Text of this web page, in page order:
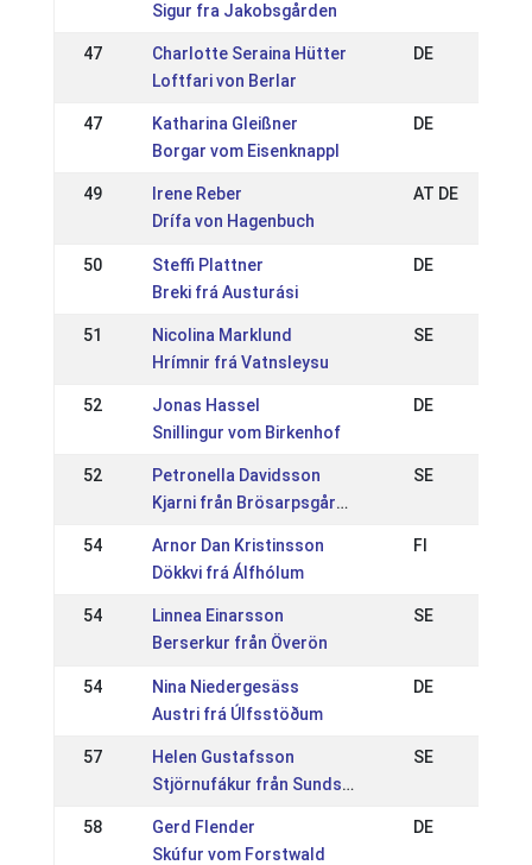
Sigur fra Jakobsgården
47
Charlotte Seraina Hütter
Loftfari von Berlar
DE
47
Katharina Gleißner
Borgar vom Eisenknappl
DE
49
Irene Reber
Drífa von Hagenbuch
AT DE
50
Steffi Plattner
Breki frá Austurási
DE
51
Nicolina Marklund
Hrímnir frá Vatnsleysu
SE
52
Jonas Hassel
Snillingur vom Birkenhof
DE
52
Petronella Davidsson
Kjarni från Brösarpsgården
SE
54
Arnor Dan Kristinsson
Dökkvi frá Álfhólum
FI
54
Linnea Einarsson
Berserkur från Överön
SE
54
Nina Niedergesäss
Austri frá Úlfsstöðum
DE
57
Helen Gustafsson
Stjörnufákur från Sundsby
SE
58
Gerd Flender
Skúfur vom Forstwald
DE